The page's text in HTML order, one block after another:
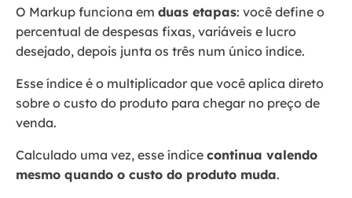
O Markup funciona em duas etapas: você define o
percentual de despesas fixas, variáveis e lucro
desejado, depois junta os três num único índice.
Esse índice é o multiplicador que você aplica direto
sobre o custo do produto para chegar no preço de
venda.
Calculado uma vez, esse índice continua valendo
mesmo quando o custo do produto muda.